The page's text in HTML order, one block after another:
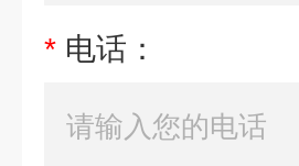
* 电话：